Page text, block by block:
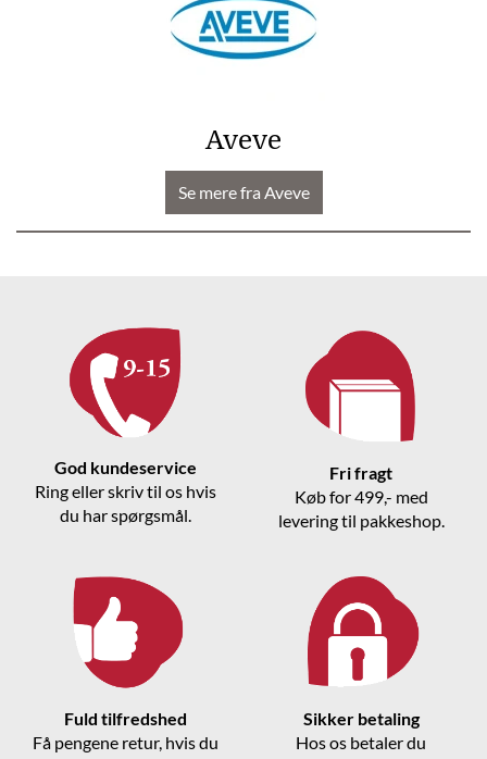
Aveve
Se mere fra Aveve
God kundeservice
Ring eller skriv til os hvis
du har spørgsmål.
Fri fragt
Køb for 499,- med
levering til pakkeshop.
Fuld tilfredshed
Få pengene retur, hvis du
Sikker betaling
Hos os betaler du